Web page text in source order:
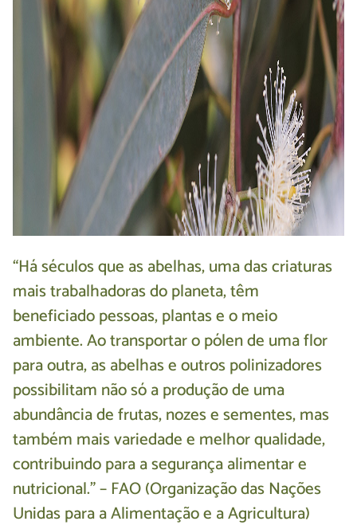
“Há séculos que as abelhas, uma das criaturas
mais trabalhadoras do planeta, têm
beneficiado pessoas, plantas e o meio
ambiente. Ao transportar o pólen de uma flor
para outra, as abelhas e outros polinizadores
possibilitam não só a produção de uma
abundância de frutas, nozes e sementes, mas
também mais variedade e melhor qualidade,
contribuindo para a segurança alimentar e
nutricional.” – FAO (Organização das Nações
Unidas para a Alimentação e a Agricultura)